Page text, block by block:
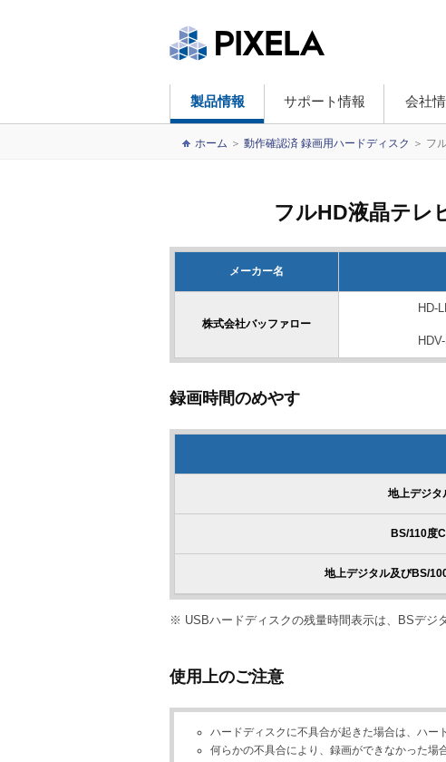
製品情報 サポート情報 会社
ホーム ＞ 動作確認済 録画用ハードディスク ＞ フ
フルHD液晶テレ
メーカー名
株式会社バッファロー
HD-
録画時間のめやす
地上デジタ
BS/110度
地上デジタル及びBS/
※ USBハードディスクの残量時間表示は、BSデジ
使用上のご注意
ハードディスクに不具合が起きた場合は、ハー
何らかの不具合により、録画ができなかった場